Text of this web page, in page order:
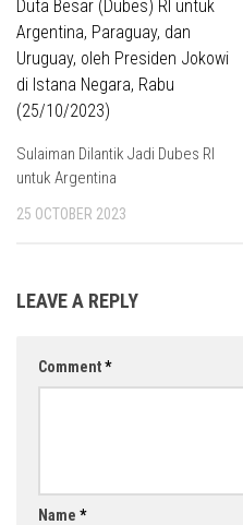
Sulaiman Dilantik Jadi Dubes RI
untuk Argentina
25 OCTOBER 2023
LEAVE A REPLY
Comment*
Name *